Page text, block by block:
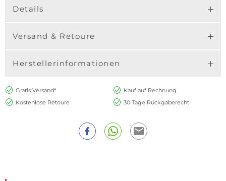
Details
Versand & Retoure
Herstellerinformationen
Gratis Versand*
Kauf auf Rechnung
Kostenlose Retoure
30 Tage Rückgaberecht